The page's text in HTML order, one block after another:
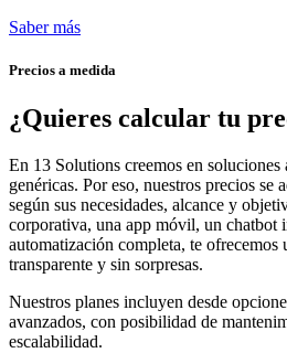
Saber más
Precios a medida
¿Quieres calcular tu
En 13 Solutions creemos en soluciones
genéricas. Por eso, nuestros precios se
según sus necesidades, alcance y
corporativa, una app móvil, un chatbot
automatización completa, te ofrecemos
transparente y sin sorpresas.
Nuestros planes incluyen desde
avanzados, con posibilidad de
escalabilidad.